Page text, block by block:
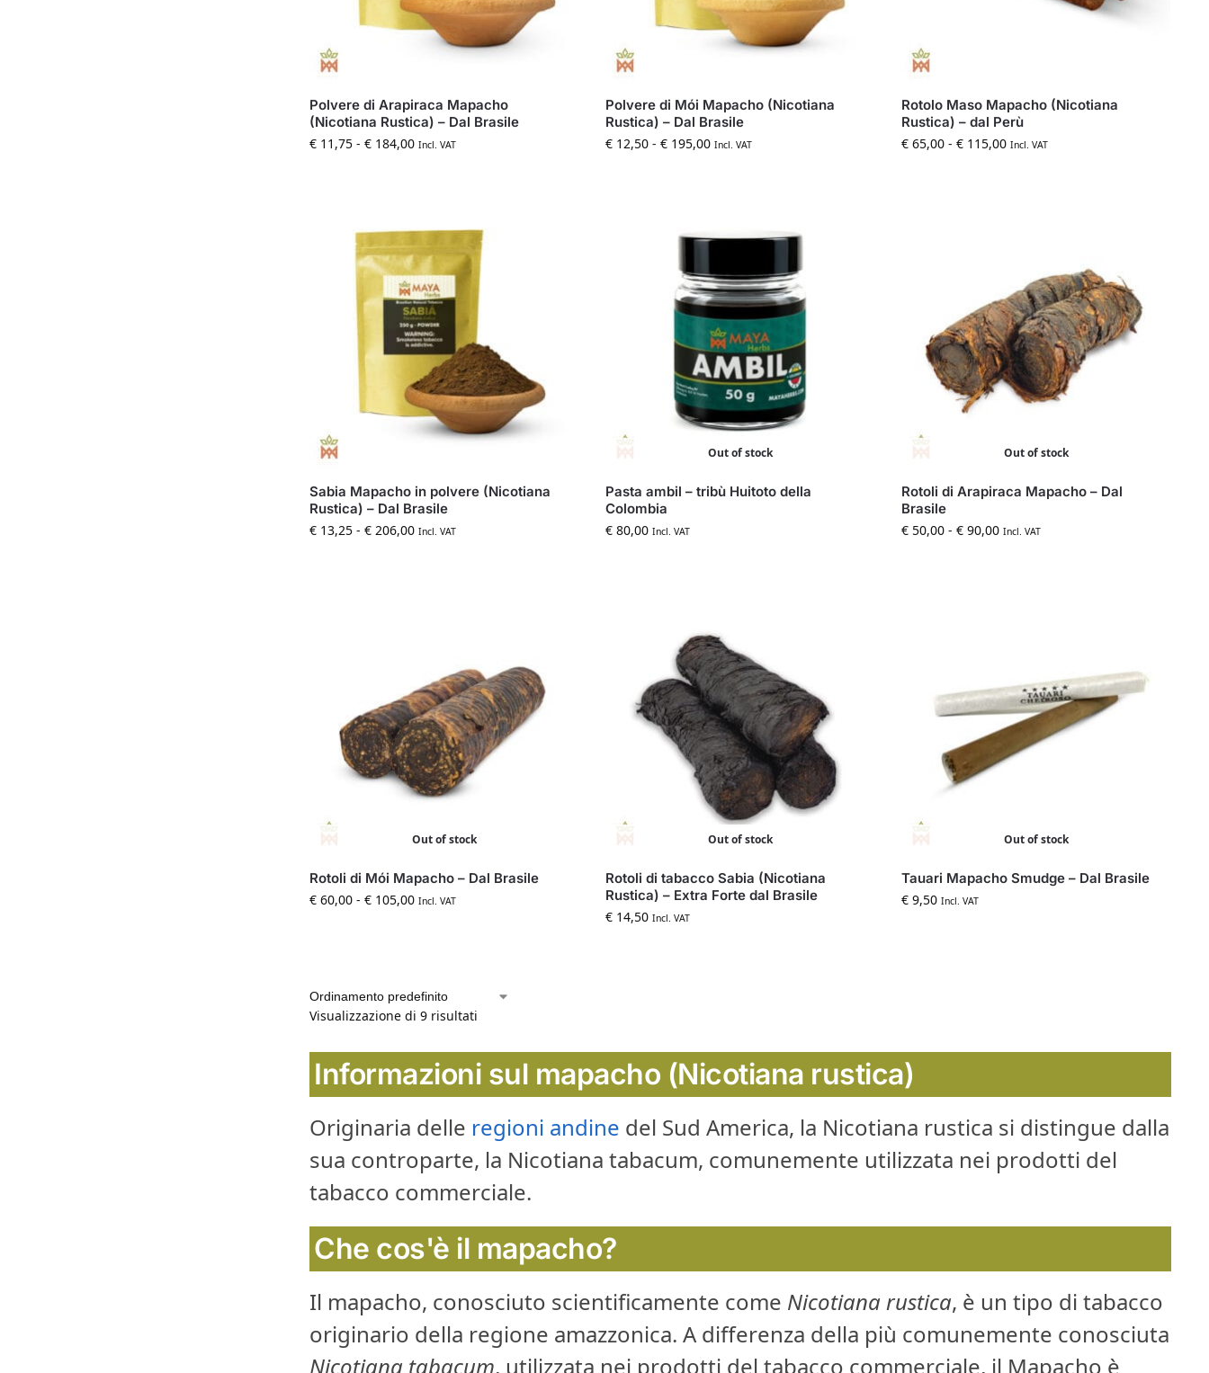
Polvere di Arapiraca Mapacho
(Nicotiana Rustica) – Dal Brasile
€ 11,75 - € 184,00 Incl. VAT
Polvere di Mói Mapacho (Nicotiana
Rustica) – Dal Brasile
€ 12,50 - € 195,00 Incl. VAT
Rotolo Maso Mapacho (Nicotiana
Rustica) – dal Perù
€ 65,00 - € 115,00 Incl. VAT
Sabia Mapacho in polvere (Nicotiana
Rustica) – Dal Brasile
€ 13,25 - € 206,00 Incl. VAT
Out of stock
Pasta ambil – tribù Huitoto della
Colombia
€ 80,00 Incl. VAT
Out of stock
Rotoli di Arapiraca Mapacho – Dal
Brasile
€ 50,00 - € 90,00 Incl. VAT
Out of stock
Rotoli di Mói Mapacho – Dal Brasile
€ 60,00 - € 105,00 Incl. VAT
Out of stock
Rotoli di tabacco Sabia (Nicotiana
Rustica) – Extra Forte dal Brasile
€ 14,50 Incl. VAT
Out of stock
Tauari Mapacho Smudge – Dal Brasile
€ 9,50 Incl. VAT
Visualizzazione di 9 risultati
Informazioni sul mapacho (Nicotiana rustica)
Originaria delle regioni andine del Sud America, la Nicotiana rustica si distingue dalla
sua controparte, la Nicotiana tabacum, comunemente utilizzata nei prodotti del
tabacco commerciale.
Che cos'è il mapacho?
Il mapacho, conosciuto scientificamente come Nicotiana rustica, è un tipo di tabacco
originario della regione amazzonica. A differenza della più comunemente conosciuta
Nicotiana tabacum, utilizzata nei prodotti del tabacco commerciale, il Mapacho è